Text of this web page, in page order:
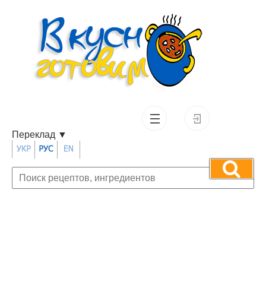
Переклад ▼